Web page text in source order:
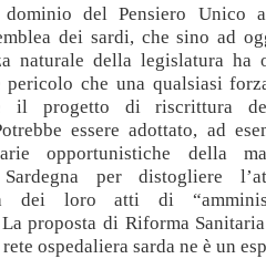
del Pensiero Unico
dei sardi, che sino ad
naturale della legislatura ha
pericolo che una qualsiasi
il progetto di riscrittura
essere adottato, ad
opportunistiche della
per distogliere
dei loro atti di
La proposta di Riforma
ospedaliera sarda ne è un